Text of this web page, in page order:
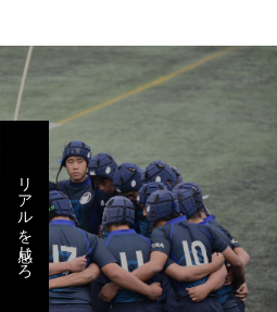
リアルを感じろ